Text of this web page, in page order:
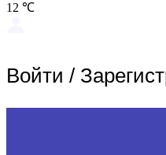
12 ℃
Войти /